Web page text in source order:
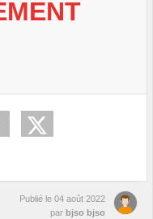
Publié le 04 août 2022
par bjso bjso